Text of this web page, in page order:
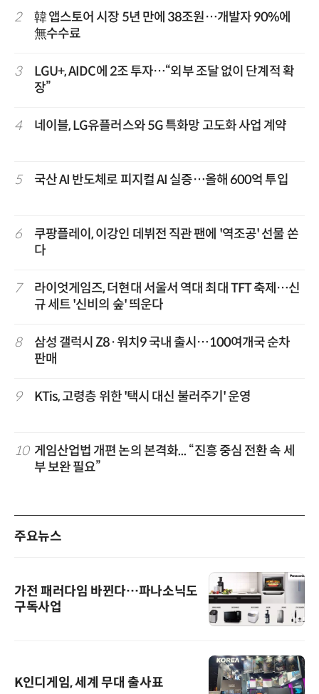
2
韓 앱스토어 시장 5년 만에 38조원…개발자 90%에
無수수료
3
LGU+, AIDC에 2조 투자…“외부 조달 없이 단계적 확
장”
4 네이블, LG유플러스와 5G 특화망 고도화 사업 계약
5 국산 AI 반도체로 피지컬 AI 실증…올해 600억 투입
6
쿠팡플레이, 이강인 데뷔전 직관 팬에 '역조공' 선물 쏜
다
7
라이엇게임즈, 더현대 서울서 역대 최대 TFT 축제…신
규 세트 '신비의 숲' 띄운다
8
삼성 갤럭시 Z8·워치9 국내 출시…100여개국 순차
판매
9 KTis, 고령층 위한 '택시 대신 불러주기' 운영
10 게임산업법 개편 논의 본격화... “진흥 중심 전환 속 세
부 보완 필요”
주요뉴스
가전 패러다임 바뀐다…파나소닉도
구독사업
K인디게임, 세계 무대 출사표